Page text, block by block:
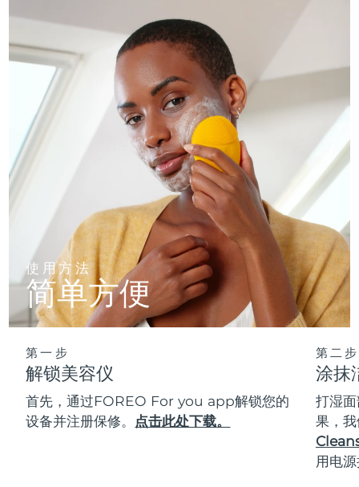
使用方法
简单方便
第一步
解锁美容仪
首先，通过FOREO For you app解锁您的
设备并注册保修。 点击此处下载。
第二步
涂抹
打湿
果，
用电